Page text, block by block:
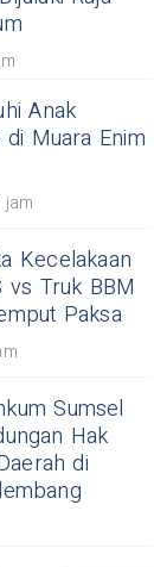
Anak
Muara Enim
Kecelakaan
vs Truk BBM
Paksa
Sumsel
Hak
di